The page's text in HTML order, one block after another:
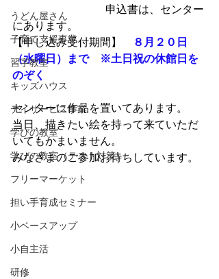
うどん屋さん
子育て支援事業
習字教室
キッズハウス
デイサービス事業
学びの教室
学びの教室（テスト対策）
フリーマーケット
担い手育成セミナー
小ベースアップ
小自主活
研修
申込書は、センター
にあります。
【申し込み受付期間】
８月２０日
（水曜日）まで　※土日祝の休館日を
のぞく
センターに作品を置いてあります。
当日、描きたい絵を持って来ていただ
いてもかまいません。
みなさまのご参加お待ちしています。